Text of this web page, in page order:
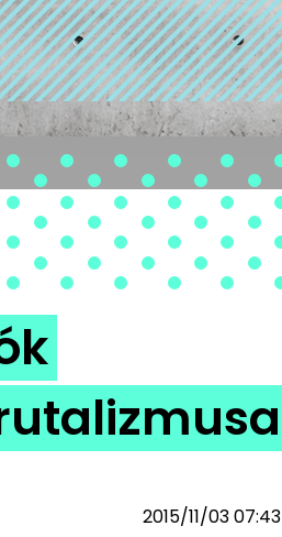
2015/11/03 07:43